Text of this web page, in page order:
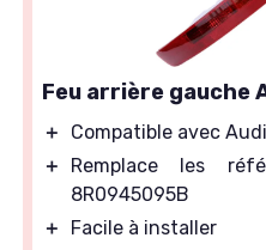
Feu arrière gauche
＋
Compatible avec
＋
Remplace les
8R0945095B
＋
Facile à installer